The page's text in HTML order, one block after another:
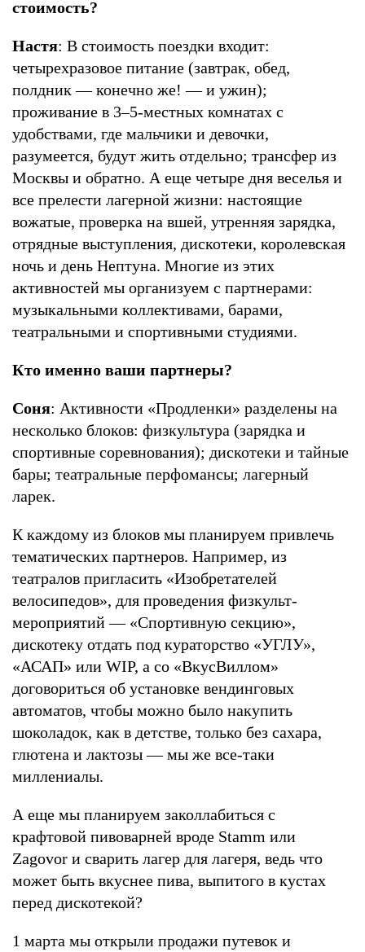
стоимость?
Настя: В стоимость поездки входит:
четырехразовое питание (завтрак, обед,
полдник — конечно же! — и ужин);
проживание в 3–5-местных комнатах с
удобствами, где мальчики и девочки,
разумеется, будут жить отдельно; трансфер из
Москвы и обратно. А еще четыре дня веселья и
все прелести лагерной жизни: настоящие
вожатые, проверка на вшей, утренняя зарядка,
отрядные выступления, дискотеки, королевская
ночь и день Нептуна. Многие из этих
активностей мы организуем с партнерами:
музыкальными коллективами, барами,
театральными и спортивными студиями.
Кто именно ваши партнеры?
Соня: Активности «Продленки» разделены на
несколько блоков: физкультура (зарядка и
спортивные соревнования); дискотеки и тайные
бары; театральные перфомансы; лагерный
ларек.
К каждому из блоков мы планируем привлечь
тематических партнеров. Например, из
театралов пригласить «Изобретателей
велосипедов», для проведения физкульт-
мероприятий — «Спортивную секцию»,
дискотеку отдать под кураторство «УГЛУ»,
«АСАП» или WIP, а со «ВкусВиллом»
договориться об установке вендинговых
автоматов, чтобы можно было накупить
шоколадок, как в детстве, только без сахара,
глютена и лактозы — мы же все-таки
миллениалы.
А еще мы планируем заколлабиться с
крафтовой пивоварней вроде Stamm или
Zagovor и сварить лагер для лагеря, ведь что
может быть вкуснее пива, выпитого в кустах
перед дискотекой?
1 марта мы открыли продажи путевок и